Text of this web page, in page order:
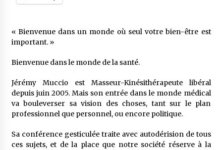
« Bienvenue dans un monde où seul votre bien-être est
important. »
Bienvenue dans le monde de la santé.
Jérémy Muccio est Masseur-Kinésithérapeute libéral
depuis juin 2005. Mais son entrée dans le monde médical
va bouleverser sa vision des choses, tant sur le plan
professionnel que personnel, ou encore politique.
Sa conférence gesticulée traite avec autodérision de tous
ces sujets, et de la place que notre société réserve à la